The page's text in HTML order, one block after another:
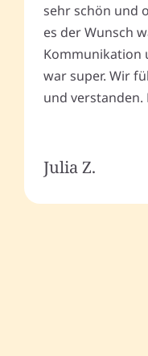
sehr schön und
es der Wunsch
Kommunikation
war super. Wir
und verstanden.
Julia Z.